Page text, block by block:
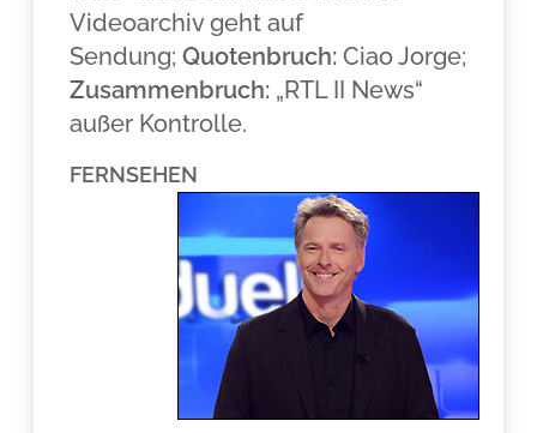
Videoarchiv geht auf
Sendung;Quotenbruch: Ciao Jorge;
Zusammenbruch: „RTL II News“
außer Kontrolle.
FERNSEHEN